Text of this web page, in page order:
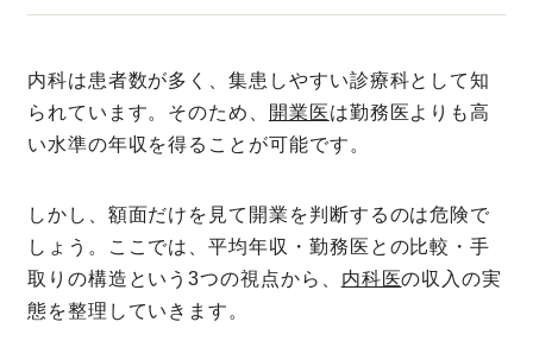
内科は患者数が多く、集患しやすい診療科として知
られています。そのため、 開業医は勤務医よりも高
い水準の年収を得ることが可能です。
しかし、額面だけを見て開業を判断するのは危険で
しょう。ここでは、平均年収・勤務医との比較・手
取りの構造という3つの視点から、 内科医の収入の実
態を整理していきます。